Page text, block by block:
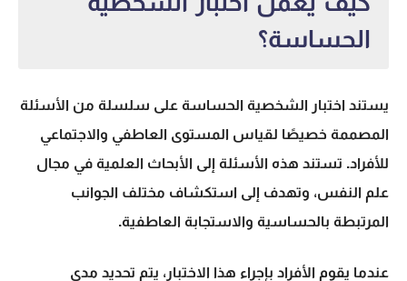
الحساسة؟
يستند اختبار الشخصية الحساسة على سلسلة من الأسئلة
المصممة خصيصًا لقياس المستوى العاطفي والاجتماعي
للأفراد. تستند هذه الأسئلة إلى الأبحاث العلمية في مجال
علم النفس، وتهدف إلى استكشاف مختلف الجوانب
المرتبطة بالحساسية والاستجابة العاطفية.
عندما يقوم الأفراد بإجراء هذا الاختبار، يتم تحديد مدى